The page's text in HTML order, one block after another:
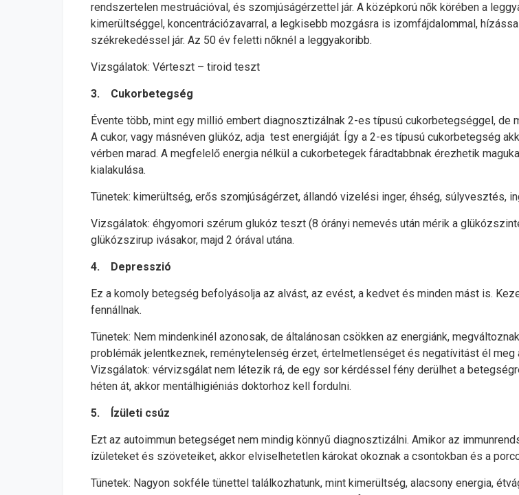
rendszertelen mestruációval, és szomjúságérzettel jár. A középkorú nők körében a
kimerültséggel, koncentrációzavarral, a legkisebb mozgásra is izomfájdalommal,
székrekedéssel jár. Az 50 év feletti nőknél a leggyakoribb.
Vizsgálatok: Vérteszt – tiroid teszt
3. Cukorbetegség
Évente több, mint egy millió embert diagnosztizálnak 2-es típusú cukorbetegséggel, de
A cukor, vagy másnéven glükóz, adja test energiáját. Így a 2-es típusú cukorbetegség
vérben marad. A megfelelő energia nélkül a cukorbetegek fáradtabbnak érezhetik
kialakulása.
Tünetek: kimerültség, erős szomjúságérzet, állandó vizelési inger, éhség, súlyvesztés,
Vizsgálatok: éhgyomori szérum glukóz teszt (8 órányi nemevés után mérik a
glükózszirup ivásakor, majd 2 órával utána.
4. Depresszió
Ez a komoly betegség befolyásolja az alvást, az evést, a kedvet és minden mást is.
fennállnak.
Tünetek: Nem mindenkinél azonosak, de általánosan csökken az energiánk,
problémák jelentkeznek, reménytelenség érzet, értelmetlenséget és negatívitást él meg
Vizsgálatok: vérvizsgálat nem létezik rá, de egy sor kérdéssel fény derülhet a
héten át, akkor mentálhigiéniás doktorhoz kell fordulni.
5. Ízületi csúz
Ezt az autoimmun betegséget nem mindig könnyű diagnosztizálni. Amikor az
ízületeket és szöveteiket, akkor elviselhetetlen károkat okoznak a csontokban és a
Tünetek: Nagyon sokféle tünettel találkozhatunk, mint kimerültség, alacsony energia,